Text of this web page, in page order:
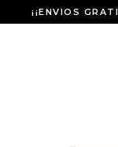
¡¡ENVIOS